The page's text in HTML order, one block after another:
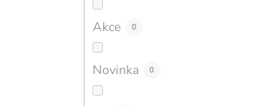
Akce 0
Novinka 0